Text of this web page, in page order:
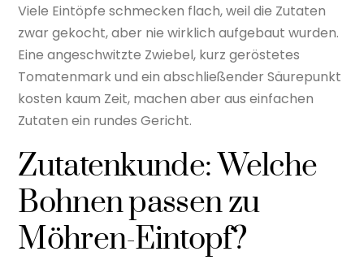
Viele Eintöpfe schmecken flach, weil die Zutaten
zwar gekocht, aber nie wirklich aufgebaut wurden.
Eine angeschwitzte Zwiebel, kurz geröstetes
Tomatenmark und ein abschließender Säurepunkt
kosten kaum Zeit, machen aber aus einfachen
Zutaten ein rundes Gericht.
Zutatenkunde: Welche
Bohnen passen zu
Möhren-Eintopf?